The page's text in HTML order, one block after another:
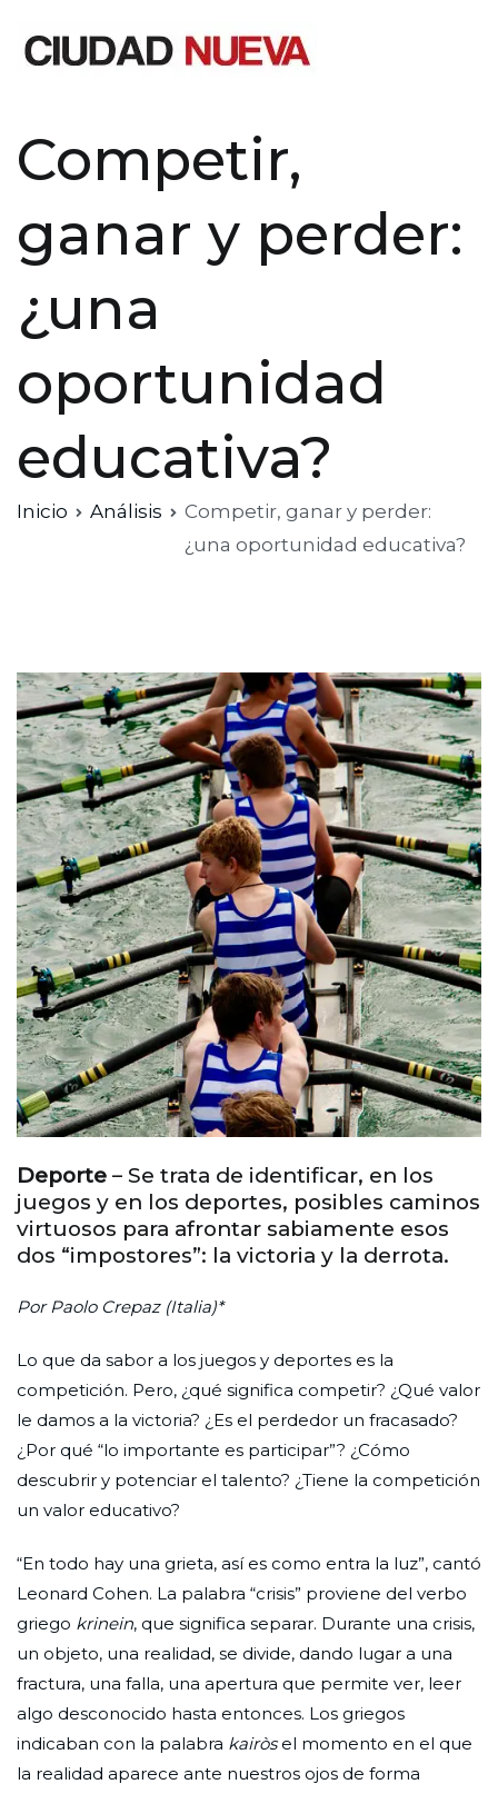
Competir,
ganar y perder:
¿una
oportunidad
educativa?
Inicio Análisis
Competir, ganar y perder:
¿una oportunidad educativa?
Deporte – Se trata de identificar, en los
juegos y en los deportes, posibles caminos
virtuosos para afrontar sabiamente esos
dos “impostores”: la victoria y la derrota.
Por Paolo Crepaz (Italia)*
Lo que da sabor a los juegos y deportes es la
competición. Pero, ¿qué significa competir? ¿Qué valor
le damos a la victoria? ¿Es el perdedor un fracasado?
¿Por qué “lo importante es participar”? ¿Cómo
descubrir y potenciar el talento? ¿Tiene la competición
un valor educativo?
“En todo hay una grieta, así es como entra la luz”, cantó
Leonard Cohen. La palabra “crisis” proviene del verbo
griego krinein, que significa separar. Durante una crisis,
un objeto, una realidad, se divide, dando lugar a una
fractura, una falla, una apertura que permite ver, leer
algo desconocido hasta entonces. Los griegos
indicaban con la palabra kairòsel momento en el que
la realidad aparece ante nuestros ojos de forma